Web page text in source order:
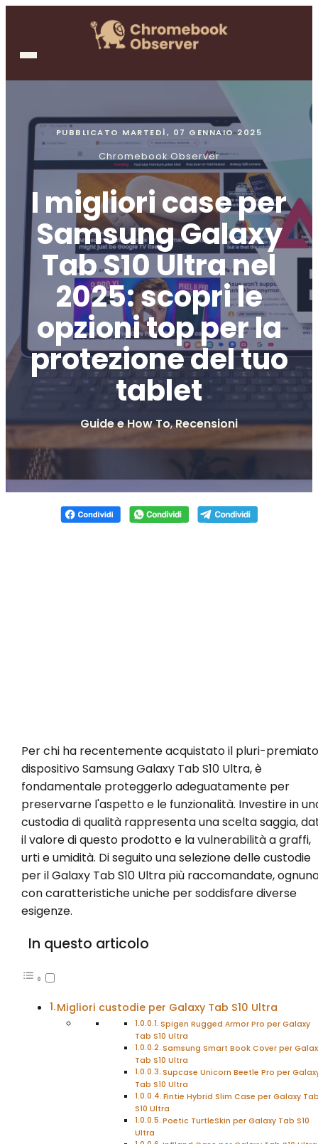
PUBBLICATO MARTEDÌ, 07 GENNAIO 2025
Chromebook Observer
I migliori case per
Samsung Galaxy
Tab S10 Ultra nel
2025: scopri le
opzioni top per la
protezione del tuo
tablet
Guide e How To,Recensioni
Per chi ha recentemente acquistato il pluri-premiato
dispositivo Samsung Galaxy Tab S10 Ultra, è
fondamentale proteggerlo adeguatamente per
preservarne l'aspetto e le funzionalità. Investire in
custodia di qualità rappresenta una scelta saggia,
il valore di questo prodotto e la vulnerabilità a graffi,
urti e umidità. Di seguito una selezione delle custodie
per il Galaxy Tab S10 Ultra più raccomandate,
con caratteristiche uniche per soddisfare diverse
esigenze.
In questo articolo
Migliori custodie per Galaxy Tab S10 Ultra
Spigen Rugged Armor Pro per Galaxy
Tab S10 Ultra
Samsung Smart Book Cover per
Tab S10 Ultra
Supcase Unicorn Beetle Pro per
Tab S10 Ultra
Fintie Hybrid Slim Case per Galaxy
S10 Ultra
Poetic TurtleSkin per Galaxy Tab S10
Ultra